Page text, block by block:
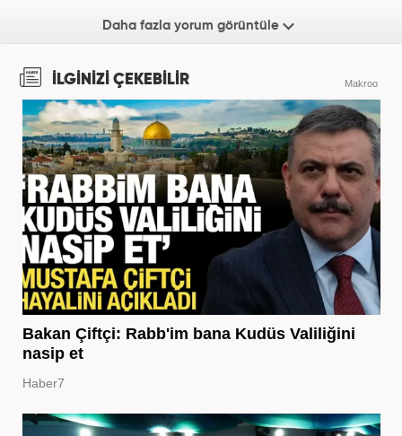
Daha fazla yorum görüntüle
İLGİNİZİ ÇEKEBİLİR Makroo
Bakan Çiftçi: Rabb'im bana Kudüs Valiliğini
nasip et
Haber7